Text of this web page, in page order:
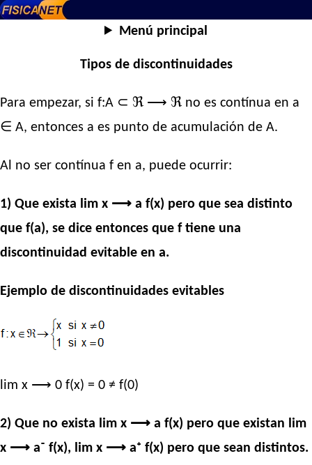
Menú principal
Tipos de discontinuidades
Para empezar, si f:A ⊂ ℜ ⟶ ℜ no es contínua en a
∈ A, entonces a es punto de acumulación de A.
Al no ser contínua f en a, puede ocurrir:
1) Que exista lim x ⟶ a f(x) pero que sea distinto
que f(a), se dice entonces que f tiene una
discontinuidad evitable en a.
Ejemplo de discontinuidades evitables
lim x ⟶ 0 f(x) = 0 ≠ f(0)
2) Que no exista lim x ⟶ a f(x) pero que existan lim
x ⟶ a⁻ f(x), lim x ⟶ a⁺ f(x) pero que sean distintos.